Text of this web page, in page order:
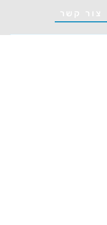
צור קשר